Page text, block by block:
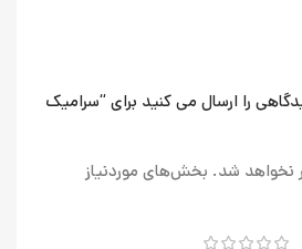
را ارسال می کنید برای “سرامیک
نخواهد شد. بخش‌های موردنیاز